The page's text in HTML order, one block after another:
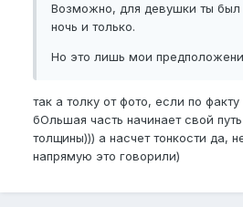
Возможно, для девушки ты был
ночь и только.
Но это лишь мои
так а толку от фото, если по факту
бОльшая часть начинает свой
толщины))) а насчет тонкости да,
напрямую это говорили)